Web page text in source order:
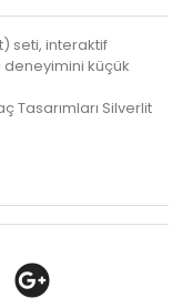
seti, interaktif
deneyimini küçük
Tasarımları Silverlit